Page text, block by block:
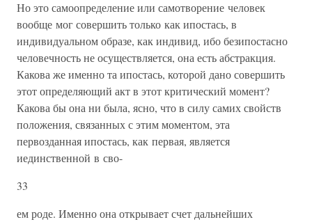
Но это самоопределение или самотворение человек
вообще мог совер­шить только как ипостась, в
индивидуальном образе, как индивид, ибо безипостасно
человечность не осуществляется, она есть абст­ракция.
Какова же именно та ипостась, которой дано совершить
этот определяющий акт в этот критический момент?
Какова бы она ни была, ясно, что в силу самих свойств
положения, связанных с этим моментом, эта
первозданная ипостась, как первая, является
иединственной в сво-
33
ем роде. Именно она открывает счет дальней­ших